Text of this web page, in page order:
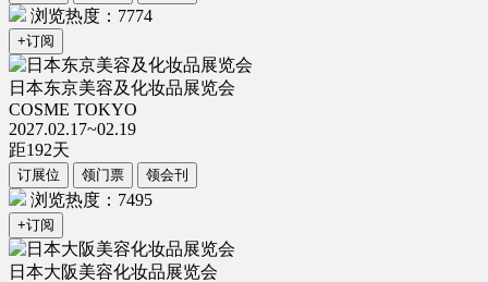
浏览热度：7774
+订阅
日本东京美容及化妆品展览会
COSME TOKYO
2027.02.17~02.19
距192天
订展位 领门票 领会刊
浏览热度：7495
+订阅
日本大阪美容化妆品展览会